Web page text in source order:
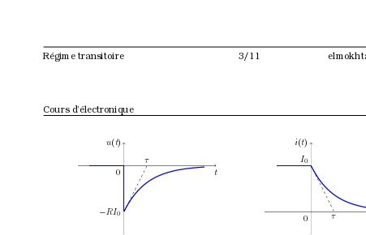
Régime transitoire 3/11
Cours d’électronique
0
u(t)
t
−RI0
τ
0
i(t)
I0
τ